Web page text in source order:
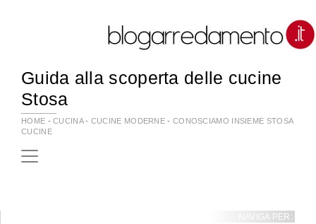
Guida alla scoperta delle cucine
Stosa
HOME -CUCINA- CUCINE MODERNE - CONOSCIAMO INSIEME STOSA
CUCINE
NAVIGA PER: